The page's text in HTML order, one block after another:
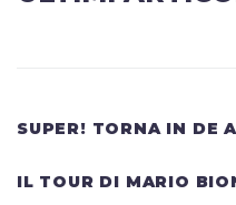
SUPER! TORNA IN DE
IL TOUR DI MARIO